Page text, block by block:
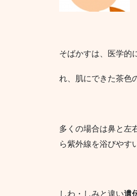
そばかすは、医学的
れ、肌にできた茶色
多くの場合は鼻と左
ら紫外線を浴びやす
しわ・しみと違い遺